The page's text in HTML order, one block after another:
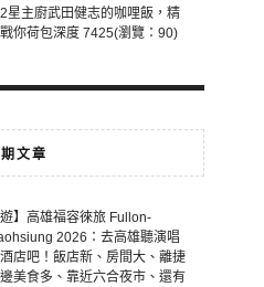
星主廚武田健志的咖哩飯，精
你荷包深度 7425(瀏覽：90)
文章
遊】高雄福容徠旅 Fullon-
2026：去高雄聽演唱
店吧！飯店新、房間大、離捷
美食多、靠近六合夜市、還有